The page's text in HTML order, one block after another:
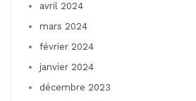
avril 2024
mars 2024
février 2024
janvier 2024
décembre 2023